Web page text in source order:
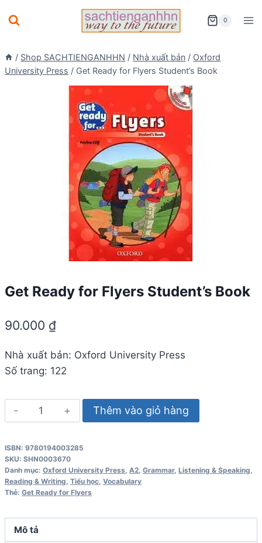
to
0
/ Shop SACHTIENGANHHN / Nhà xuất bản / Oxford
University Press / Get Ready for Flyers Student’s Book
Get Ready for Flyers Student’s Book
90.000 ₫
Nhà xuất bản: Oxford University Press
Số trang: 122
Get
Ready
Flyers
Student's
Book
lượng
Thêm vào giỏ hàng
ISBN: 9780194003285
SKU: SHN0003670
Danh mục: Oxford University Press A2 Grammar, Listening & Speaking
Reading & Writing Tiểu học Vocabulary
Thẻ: Get Ready for Flyers
Mô tả